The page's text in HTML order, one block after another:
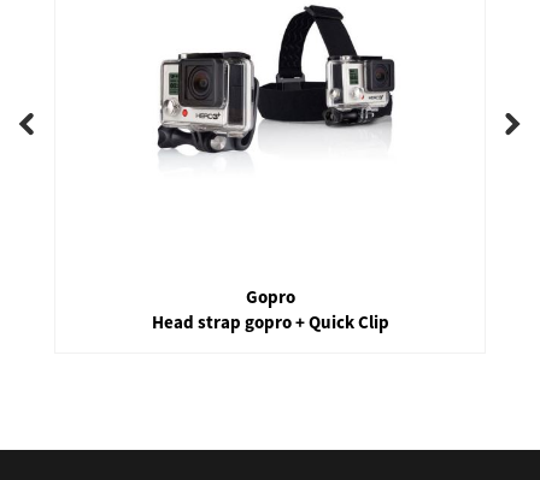
Gopro
Head strap gopro + Quick Clip